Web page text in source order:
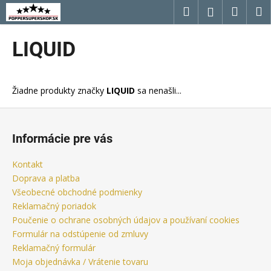
Prejsť
na
obsah
Hľadať
LIQUID
Žiadne produkty značky LIQUID sa nenašli...
K
o
o
p
o
r
e
b
u
j
e
t
e
Informácie pre vás
Kontakt
Doprava a platba
Všeobecné obchodné podmienky
Reklamačný poriadok
Poučenie o ochrane osobných údajov a používaní cookies
Formulár na odstúpenie od zmluvy
Reklamačný formulár
Moja objednávka / Vrátenie tovaru